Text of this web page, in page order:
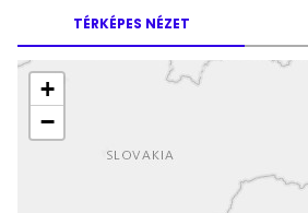
TÉRKÉPES NÉZET
+
−